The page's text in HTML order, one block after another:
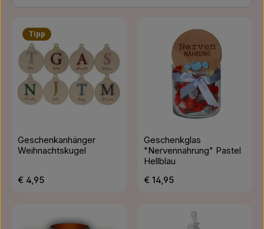
Tipp
Geschenkanhänger
Weihnachtskugel
Regulärer Preis:
€ 4,95
Geschenkglas
"Nervennahrung" Pastel
Hellblau
Regulärer Preis:
€ 14,95